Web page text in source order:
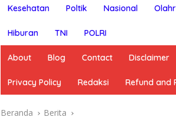
Kesehatan Poltik Nasional
Hiburan TNI POLRI
About Blog Contact Disclaimer
Privacy Policy Redaksi Refund and
Beranda Berita